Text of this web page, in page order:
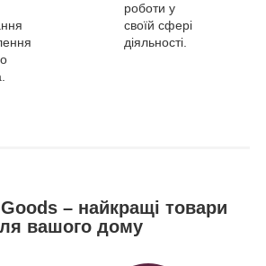
роботи у
своїй сфері
діяльності.
– найкращі товари
вашого дому